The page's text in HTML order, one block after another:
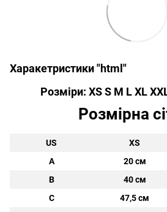
Харакетристики "html"
Розміри: XS S M L XL
Розмірна
US XS
A
20 см
B
40 см
C
47,5 см